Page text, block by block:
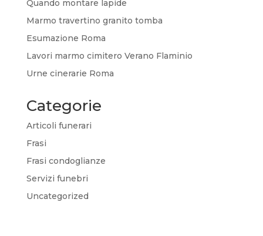
Quando montare lapide
Marmo travertino granito tomba
Esumazione Roma
Lavori marmo cimitero Verano Flaminio
Urne cinerarie Roma
Categorie
Articoli funerari
Frasi
Frasi condoglianze
Servizi funebri
Uncategorized